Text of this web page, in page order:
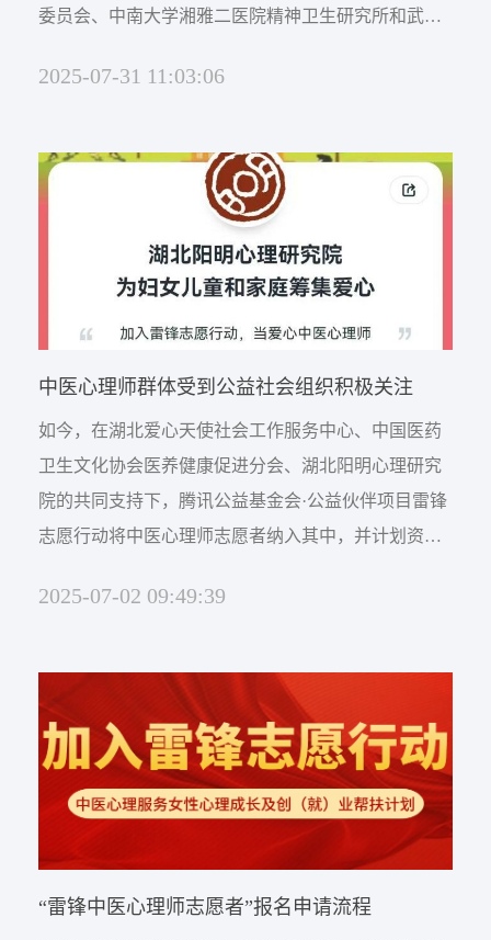
委员会、中南大学湘雅二医院精神卫生研究所和武汉
河南郑州成功举办了两期中医心理治疗培训班，有来
训，开创了“西学中”在心理治疗领域的积极尝试与成
功实践。医疗心理卫生界对此反映热烈，在总结2024
2025-07-31 11:03:06
中医心理师群体受到公益社会组织积极关注
如今，在湖北爱心天使社会工作服务中心、中国医药
卫生文化协会医养健康促进分会、湖北阳明心理研究
院的共同支持下，腾讯公益基金会·公益伙伴项目雷锋
志愿行动将中医心理师志愿者纳入其中，并计划资助
组织对中医心理师群体的认可。详见《雷锋行动中医
2025-07-02 09:49:39
“雷锋中医心理师志愿者”报名申请流程